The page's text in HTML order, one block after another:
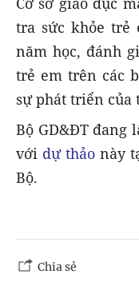
tra sức khỏe trẻ
năm học, đánh
trẻ em trên các
sự phát triển của
Bộ GD&ĐT đang
với dự thảonày
Bộ.
Chia sẻ